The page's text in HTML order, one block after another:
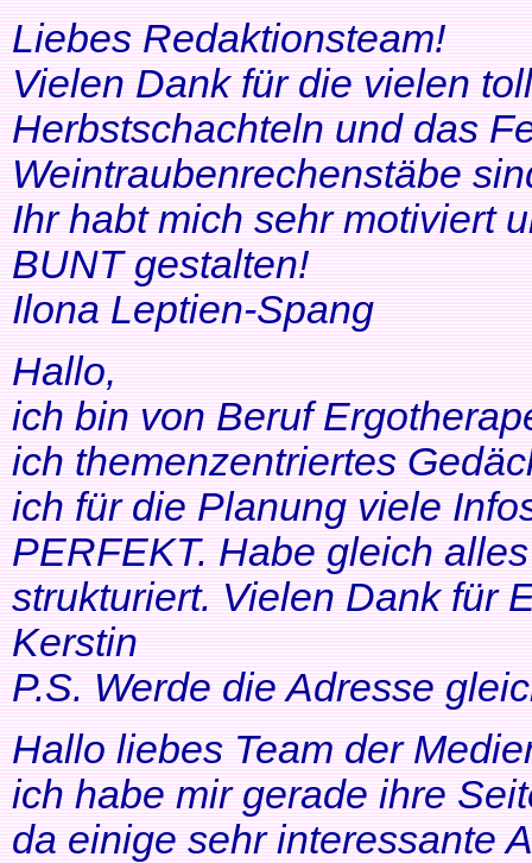
Liebes Redaktionsteam!
Vielen Dank für die vielen
Herbstschachteln und das
Weintraubenrechenstäbe
Ihr habt mich sehr motiviert
BUNT gestalten!
Ilona Leptien-Spang
Hallo,
ich bin von Beruf
ich themenzentriertes
ich für die Planung viele
PERFEKT. Habe gleich
strukturiert. Vielen Dank für
Kerstin
P.S. Werde die Adresse
Hallo liebes Team der
ich habe mir gerade ihre
da einige sehr interessante